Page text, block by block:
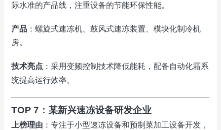
际水准的产品线，注重设备的节能环保性能。
产品 ：螺旋式速冻机、鼓风式速冻装置、模块化制冷机
房。
技术亮点 ：采用变频控制技术降低能耗，配备自动化霜系
统提高运行效率。
TOP 7：某新兴速冻设备研发企业
上榜理由 ：专注于小型速冻设备和预制菜加工设备开发，